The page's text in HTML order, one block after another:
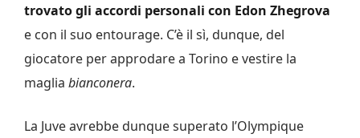
trovato gli accordi personali con Edon Zhegrova
e con il suo entourage. C’è il sì, dunque, del
giocatore per approdare a Torino e vestire la
maglia bianconera.
La Juve avrebbe dunque superato l’Olympique